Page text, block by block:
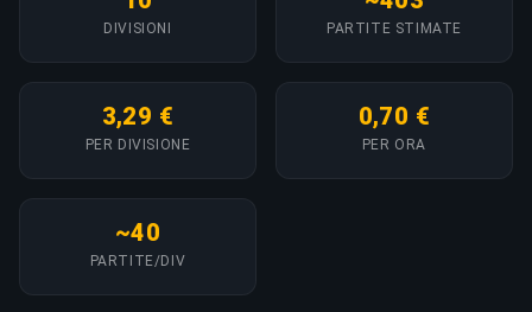
DIVISIONI PARTITE STIMATE
3,29 €
PER DIVISIONE
0,70 €
PER ORA
~40
PARTITE/DIV